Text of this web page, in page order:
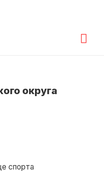
округа
спорта